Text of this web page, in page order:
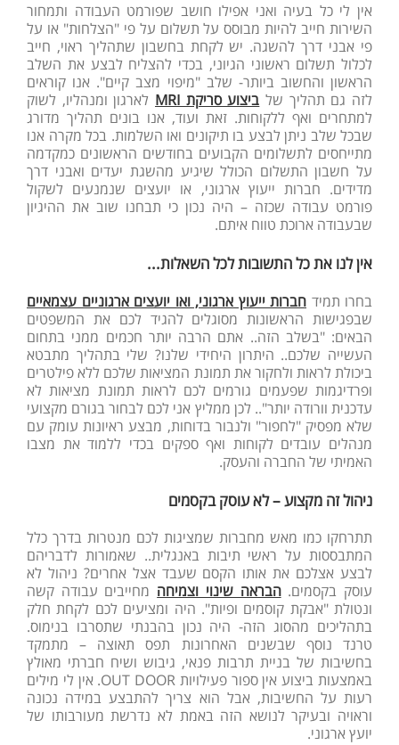
אין לי כל בעיה ואני אפילו חושב שפורמט העבודה ותמחור
השירות חייב להיות מבוסס על תשלום על פי "הצלחות" או על
פי אבני דרך להשגה. יש לקחת בחשבון שתהליך ראוי, חייב
לכלול תשלום ראשוני הגיוני, בכדי להצליח לבצע את השלב
הראשון והחשוב ביותר- שלב "מיפוי מצב קיים". אנו קוראים
לזה גם תהליך של ביצוע סריקת MRI
לארגון ומנהליו, לשוק
למתחרים ואף ללקוחות. זאת ועוד, אנו בונים תהליך מדורג
שבכל שלב ניתן לבצע בו תיקונים ואו השלמות. בכל מקרה אנו
מתייחסים לתשלומים הקבועים בחודשים הראשונים כמקדמה
על חשבון התשלום הכולל שיגיע מהשגת יעדים ואבני דרך
מדידים. חברות ייעוץ ארגוני, או יועצים שנמנעים לשקול
פורמט עבודה שכזה – היה נכון כי תבחנו שוב את ההיגיון
שבעבודה ארוכת טווח איתם.
אין לנו את כל התשובות לכל השאלות...
בחרו תמיד חברות ייעוץ ארגוני, ואו יועצים ארגוניים עצמאיים
שבפגישות הראשונות מסוגלים להגיד לכם את המשפטים
הבאים: "בשלב הזה.. אתם הרבה יותר חכמים ממני בתחום
העשייה שלכם.. היתרון היחידי שלנו? שלי בתהליך מתבטא
ביכולת לראות ולחקור את תמונת המציאות שלכם ללא פילטרים
ופרדיגמות שפעמים גורמים לכם לראות תמונת מציאות לא
עדכנית וורודה יותר".. לכן ממליץ אני לכם לבחור בגורם מקצועי
שלא מפסיק "לחפור" ולנבור בדוחות, מבצע ראיונות עומק עם
מנהלים עובדים לקוחות ואף ספקים בכדי ללמוד את מצבו
האמיתי של החברה והעסק.
ניהול זה מקצוע – לא עוסק בקסמים
תתרחקו כמו מאש מחברות שמציגות לכם מנטרות בדרך כלל
המתבססות על ראשי תיבות באנגלית.. שאמורות לדבריהם
לבצע אצלכם את אותו הקסם שעבד אצל אחרים? ניהול לא
עוסק בקסמים.הבראה שינוי וצמיחה מחייבים עבודה קשה
ונטולת "אבקת קוסמים ופיות". היה ומציעים לכם לקחת חלק
בתהליכים מהסוג הזה- היה נכון בהבנתי שתסרבו בנימוס.
טרנד נוסף שבשנים האחרונות תפס תאוצה – מתמקד
בחשיבות של בניית תרבות פנאי, גיבוש ושיח חברתי מאולץ
באמצעות ביצוע אין ספור פעילויות OUT DOOR. אין לי מילים
רעות על החשיבות, אבל הוא צריך להתבצע במידה נכונה
וראויה ובעיקר לנושא הזה באמת לא נדרשת מעורבותו של
יועץ ארגוני.